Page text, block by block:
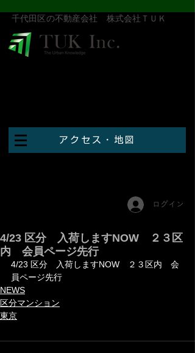
​千代田区の不動産会社 株式会社ＴＵＫ
アクセス・地図
ログイン
4/23 区分 入荷しますNOW ２３区
内 会員ページ先行
4/23 区分　入荷しますNOW　２３区内　会
員ページ先行
NEWS
区分マンション
東京